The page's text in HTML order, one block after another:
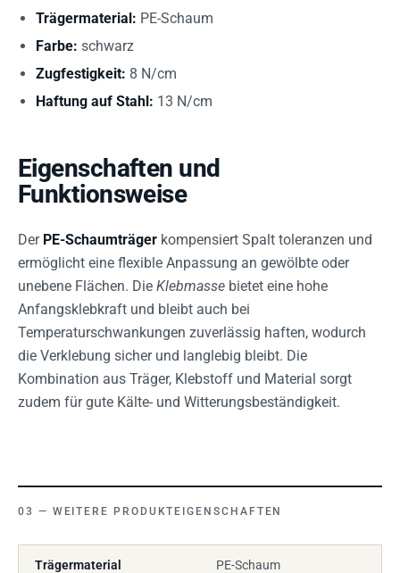
Trägermaterial: PE-Schaum
Farbe: schwarz
Zugfestigkeit: 8 N/cm
Haftung auf Stahl: 13 N/cm
Eigenschaften und
Funktionsweise
Der PE-Schaumträger kompensiert Spalt toleranzen und
ermöglicht eine flexible Anpassung an gewölbte oder
unebene Flächen. Die Klebmasse bietet eine hohe
Anfangsklebkraft und bleibt auch bei
Temperaturschwankungen zuverlässig haften, wodurch
die Verklebung sicher und langlebig bleibt. Die
Kombination aus Träger, Klebstoff und Material sorgt
zudem für gute Kälte- und Witterungsbeständigkeit.
WEITERE PRODUKTEIGENSCHAFTEN
Trägermaterial PE-Schaum